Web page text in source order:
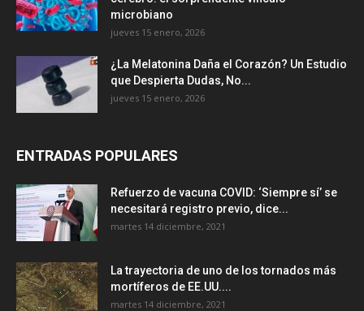
microbiano
jueves 15 enero, 2026
¿La Melatonina Daña el Corazón? Un Estudio
que Despierta Dudas, No...
jueves 15 enero, 2026
ENTRADAS POPULARES
Refuerzo de vacuna COVID: ‘Siempre sí’ se
necesitará registro previo, dice...
martes 14 diciembre, 2021
La trayectoria de uno de los tornados más
mortíferos de EE.UU....
martes 14 diciembre, 2021